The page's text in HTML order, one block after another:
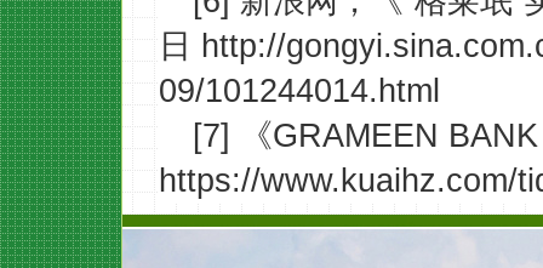
日 http://
09/101244014.html
[7] 《GRAMEEN
https://www.kuaihz.com/